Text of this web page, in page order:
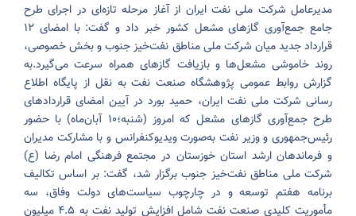
مدیرعامل شرکت ملی نفت ایران از آغاز مرحله تازه‌ای در اجرای طرح
جامع جمع‌آوری گازهای مشعل کشور خبر داد و گفت: با امضای ۱۲
قرارداد جدید میان شرکت ملی مناطق نفت‌خیز جنوب و بخش خصوصی،
روند خاموشی مشعل‌ها و بازیافت گازهای همراه سرعت می‌گیرد.به
گزارش روابط عمومی پژوهشگاه صنعت نفت به نقل از پایگاه اطلاع
رسانی شرکت ملی نفت ایران، حمید بورد در آیین امضای قراردادهای
طرح جمع‌آوری گازهای مشعل که امروز (شنبه؛۱۰ آبان‌ماه) با حضور
رئیس‌جمهوری و وزیر نفت به‌صورت ویدیوکنفرانس و با مشارکت مدیران
و فرماندهان ارشد استان خوزستان در مجتمع فرهنگی امام رضا (ع)
شرکت ملی مناطق نفت‌خیز جنوب برگزار شد، گفت: بر اساس تکالیف
برنامه هفتم توسعه و در چارچوب سیاست‌های دولت وفاق، سه
مأموریت کلیدی صنعت نفت شامل افزایش تولید نفت به ۴.۵ میلیون